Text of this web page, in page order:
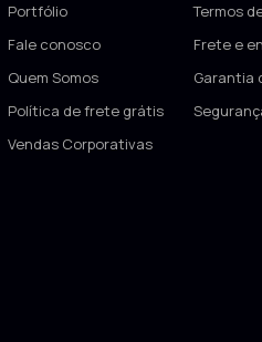
Portfólio
Fale conosco
Quem Somos
Política de frete grátis
Vendas Corporativas
Termos
Frete e
Garantia